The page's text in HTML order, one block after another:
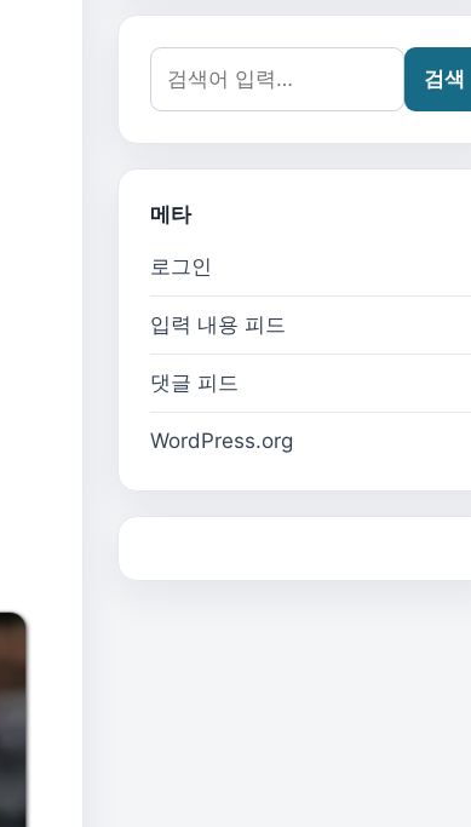
검색어:
검색
메타
로그인
입력 내용 피드
댓글 피드
WordPress.org